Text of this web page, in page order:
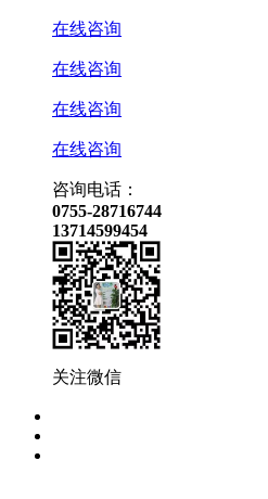
在线咨询
在线咨询
在线咨询
在线咨询
咨询电话：
0755-28716744
13714599454
关注微信